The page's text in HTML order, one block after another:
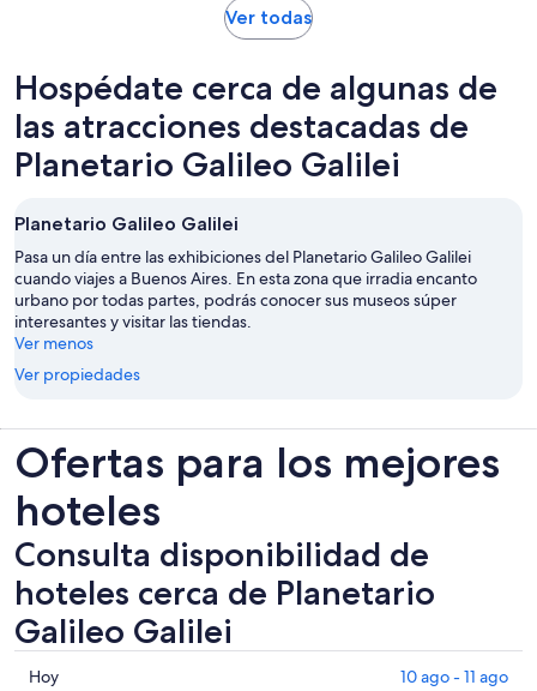
Ver todasSe
una
nueva
pestaña
Hospédate cerca de algunas de
las atracciones destacadas de
Planetario Galileo Galilei
Planetario Galileo Galilei
Pasa un día entre las exhibiciones del Planetario Galileo Galilei
cuando viajes a Buenos Aires. En esta zona que irradia encanto
urbano por todas partes, podrás conocer sus museos súper
interesantes y visitar las tiendas.
Ver menos
Ver propiedades
Ofertas para los mejores
hoteles
Consulta disponibilidad de
hoteles cerca de Planetario
Galileo Galilei
Consultar
Hoy 10 ago - 11 ago